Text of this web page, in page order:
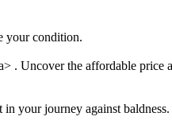
your condition.
Uncover the affordable price
your journey against baldness.